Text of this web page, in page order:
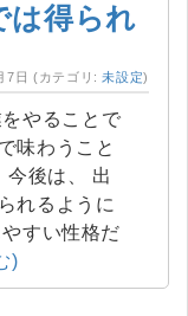
は得られ
7日 (カテゴリ:未設定)
やることで
味わうこと
れるように
)